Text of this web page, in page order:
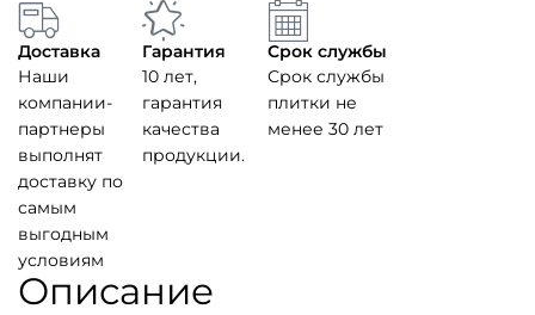
Доставка
Наши
компании-
партнеры
выполнят
доставку по
самым
выгодным
условиям
Гарантия
10 лет,
гарантия
качества
продукции.
Срок службы
Срок службы
плитки не
менее 30 лет
Описание